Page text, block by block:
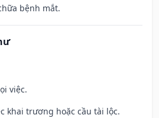
bệnh mắt.
việc.
khai trương hoặc cầu tài lộc.